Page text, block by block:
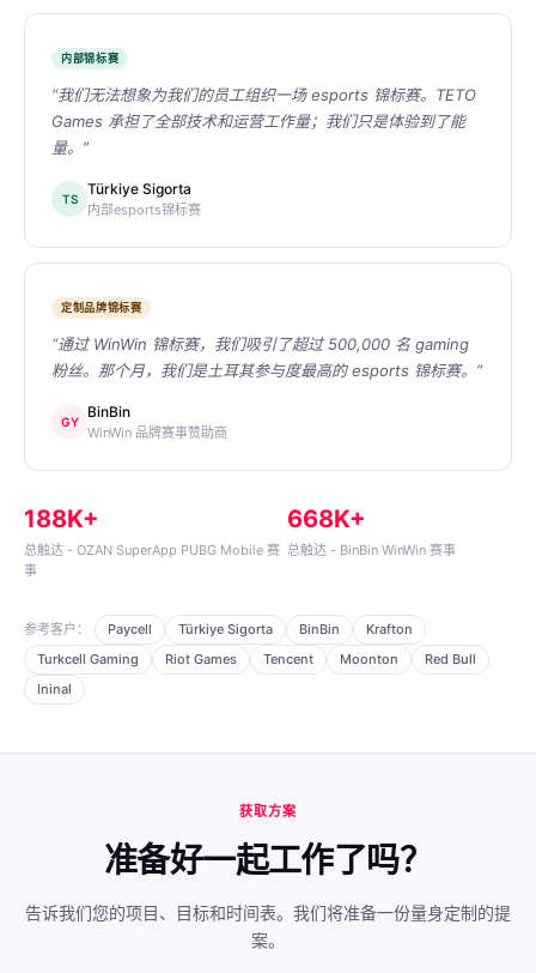
内部锦标赛
“我们无法想象为我们的员工组织一场 esports 锦标赛。TETO
Games 承担了全部技术和运营工作量；我们只是体验到了能
量。”
TS
Türkiye Sigorta
内部esports锦标赛
定制品牌锦标赛
“通过 WinWin 锦标赛，我们吸引了超过 500,000 名 gaming
粉丝。那个月，我们是土耳其参与度最高的 esports 锦标赛。”
GY
BinBin
WinWin 品牌赛事赞助商
188K+
总触达 - OZAN SuperApp PUBG Mobile 赛
事
668K+
总触达 - BinBin WinWin 赛事
参考客户： Paycell Türkiye Sigorta BinBin
Krafton
Turkcell Gaming
Riot Games Tencent Moonton
Red Bull
Ininal
获取方案
准备好一起工作了吗？
告诉我们您的项目、目标和时间表。我们将准备一份量身定制的提
案。